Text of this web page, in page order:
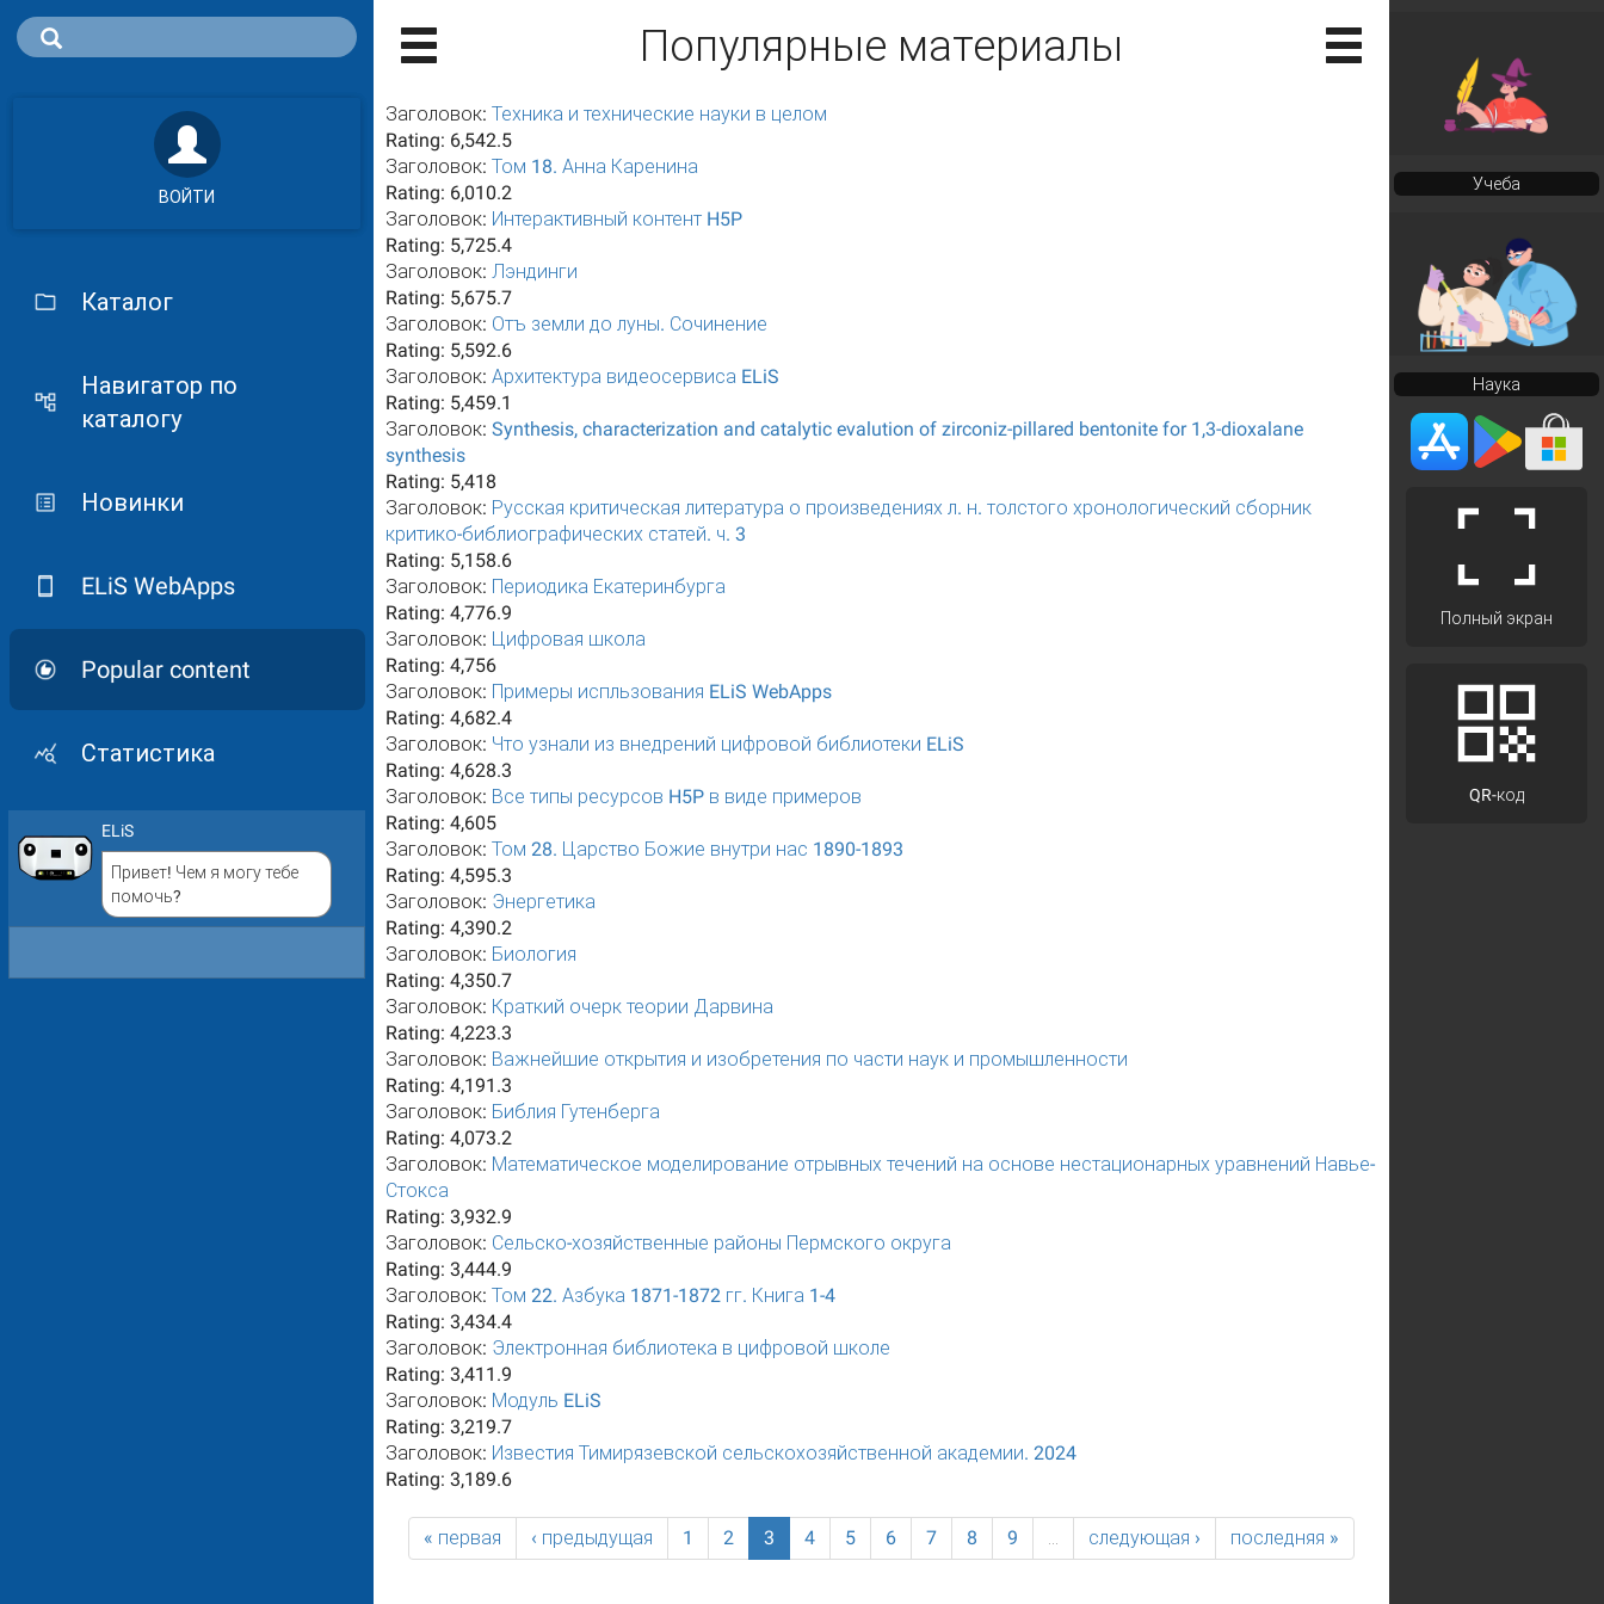
ВОЙТИ
Каталог
Навигатор по
каталогу
Новинки
ELiS WebApps
Popular content
Статистика
ELiS
Привет! Чем я могу тебе
помочь?
Популярные материалы
Заголовок:Техника и технические науки в целом
Rating: 6,542.5
Заголовок:Том 18. Анна Каренина
Rating: 6,010.2
Заголовок: Интерактивный контент H5P
Rating: 5,725.4
Заголовок:Лэндинги
Rating: 5,675.7
Заголовок: Отъ земли до луны. Сочинение
Rating: 5,592.6
Заголовок:Архитектура видеосервиса ELiS
Rating: 5,459.1
Заголовок:Synthesis, characterization and catalytic evalution of zirconiz-pillared bentonite for 1,3-dioxalane
synthesis
Rating: 5,418
Заголовок: Русская критическая литература о произведениях л. н. толстого хронологический сборник
критико-библиографических статей. ч. 3
Rating: 5,158.6
Заголовок: Периодика Екатеринбурга
Rating:4,776.9
Заголовок: Цифровая школа
Rating:4,756
Заголовок: Примеры испльзования ELiS WebApps
Rating:4,682.4
Заголовок: Что узнали из внедрений цифровой библиотеки ELiS
Rating:4,628.3
Заголовок: Все типы ресурсов H5P в виде примеров
Rating:4,605
Заголовок:Том 28. Царство Божие внутри нас 1890-1893
Rating:4,595.3
Заголовок: Энергетика
Rating:4,390.2
Заголовок: Биология
Rating:4,350.7
Заголовок: Краткий очерк теории Дарвина
Rating:4,223.3
Заголовок: Важнейшие открытия и изобретения по части наук и промышленности
Rating:4,191.3
Заголовок: Библия Гутенберга
Rating:4,073.2
Заголовок: Математическое моделирование отрывных течений на основе нестационарных уравнений Навье-
Стокса
Rating:3,932.9
Заголовок: Сельско-хозяйственные районы Пермского округа
Rating:3,444.9
Заголовок:Том 22. Азбука 1871-1872 гг. Книга 1-4
Rating:3,434.4
Заголовок: Электронная библиотека в цифровой школе
Rating:3,411.9
Заголовок: Модуль ELiS
Rating:3,219.7
Заголовок: Известия Тимирязевской сельскохозяйственной академии. 2024
Rating:3,189.6
« первая ‹ предыдущая 1 2 3 4 5 6 7 8 9 … следующая › последняя »
Учеба
Наука
Полный экран
QR-код